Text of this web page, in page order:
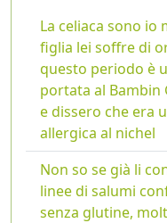
La celiaca sono io
figlia lei soffre di
questo periodo è
portata al Bambin
e dissero che era
allergica al nichel
Non so se già li
linee di salumi
senza glutine,